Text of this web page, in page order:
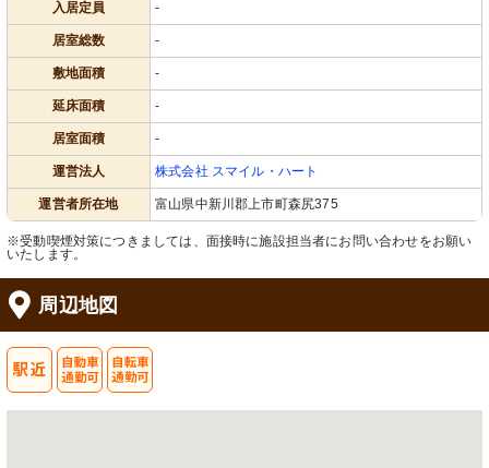
入居定員 -
居室総数 -
敷地面積 -
延床面積 -
居室面積 -
運営法人 株式会社 スマイル・ハート
運営者所在地 富山県中新川郡上市町森尻375
※受動喫煙対策につきましては、面接時に施設担当者にお問い合わせをお願い
いたします。
周辺地図